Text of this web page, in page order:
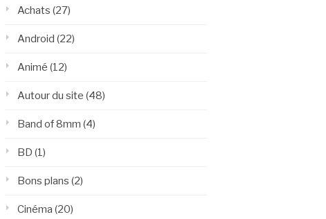
Achats (27)
Android (22)
Animé (12)
Autour du site (48)
Band of 8mm (4)
BD (1)
Bons plans (2)
Cinéma (20)